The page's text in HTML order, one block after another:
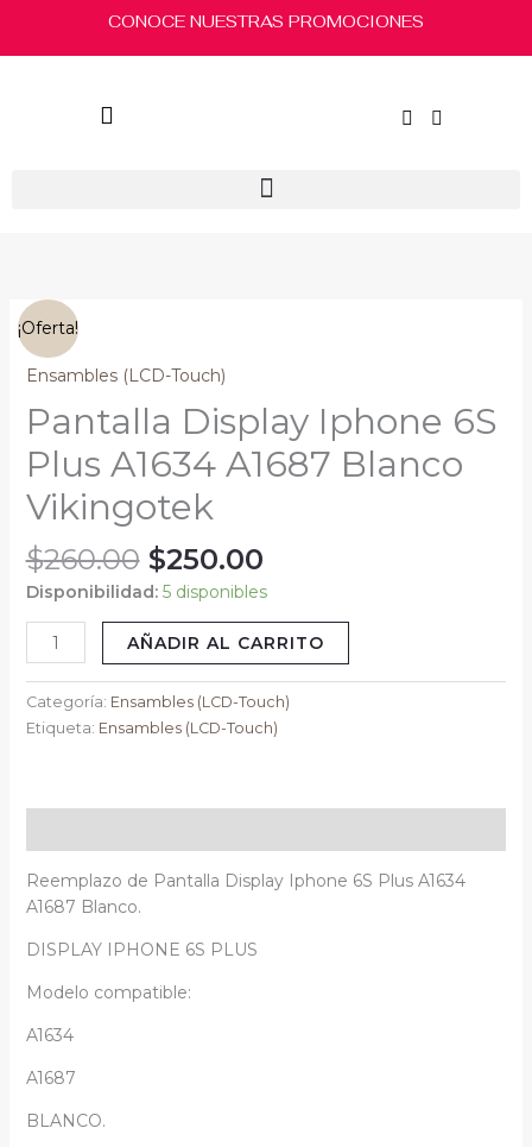
CONOCE NUESTRAS PROMOCIONES
¡Oferta!
Ensambles (LCD-Touch)
Pantalla Display Iphone 6S
Plus A1634 A1687 Blanco
Vikingotek
$260.00
original
$260.00.
$250.00
$250.00.
Disponibilidad: 5 disponibles
Pantalla
Display
Iphone
Plus
A1634
A1687
Blanco
cantidad
AÑADIR AL CARRITO
Categoría: Ensambles (LCD-Touch)
Etiqueta: Ensambles (LCD-Touch)
Reemplazo de Pantalla Display Iphone 6S Plus A1634
A1687 Blanco.
DISPLAY IPHONE 6S PLUS
Modelo compatible:
A1634
A1687
BLANCO.